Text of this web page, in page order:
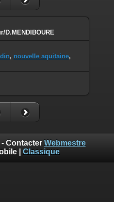
D.MENDIBOURE
, nouvelle aquitaine,
Contacter Webmestre
Classique